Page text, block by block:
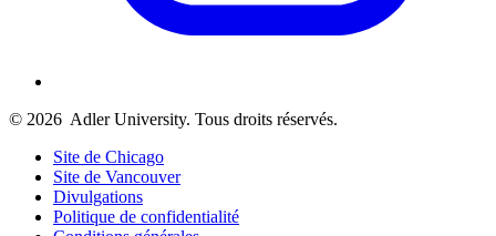
© 2026 Adler University. Tous droits réservés.
Site de Chicago
Site de Vancouver
Divulgations
Politique de confidentialité